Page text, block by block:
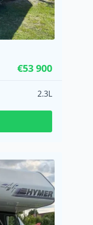
€53 900
2.3L